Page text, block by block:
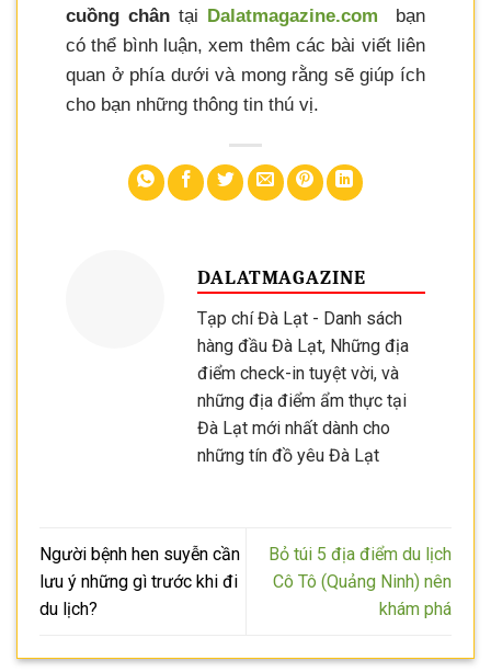
cuồng chân tại Dalatmagazine.com
bạn
có thể bình luận, xem thêm các bài viết liên
quan ở phía dưới và mong rằng sẽ giúp ích
cho bạn những thông tin thú vị.
DALATMAGAZINE
Tạp chí Đà Lạt - Danh sách
hàng đầu Đà Lạt, Những địa
điểm check-in tuyệt vời, và
những địa điểm ẩm thực tại
Đà Lạt mới nhất dành cho
những tín đồ yêu Đà Lạt
Người bệnh hen suyễn cần
lưu ý những gì trước khi đi
du lịch?
Bỏ túi 5 địa điểm du lịch
Cô Tô (Quảng Ninh) nên
khám phá